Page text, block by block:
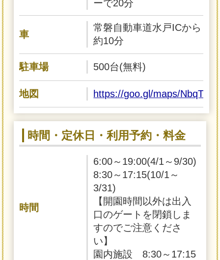
ーで20分
車
常磐自動車道水戸ICから
約10分
駐車場 500台(無料)
地図 https://goo.gl/maps/
時間・定休日・利用予約・料金
時間
6:00～19:00(4/1～9/30)
8:30～17:15(10/1～
3/31)
【開園時間以外は出入
口のゲートを閉鎖しま
すのでご注意くださ
い】
園内施設 8:30～17:15